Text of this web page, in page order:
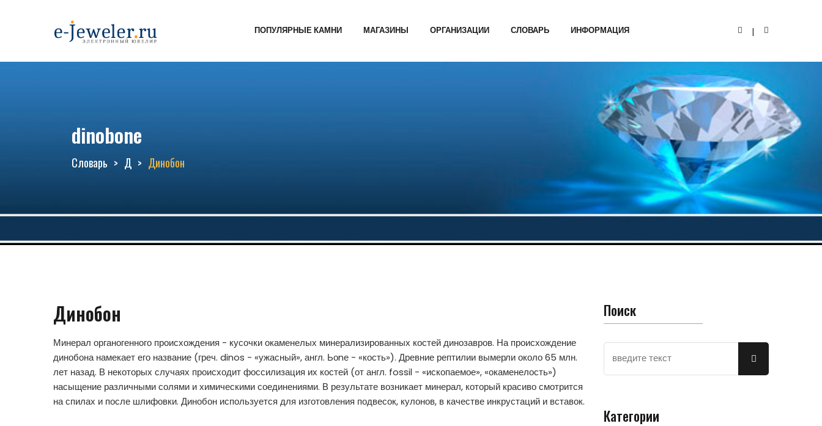
ПОПУЛЯРНЫЕ КАМНИ МАГАЗИНЫ ОРГАНИЗАЦИИ СЛОВАРЬ ИНФОРМАЦИЯ
dinobone
Словарь Д Динобон
Динобон
Минерал органогенного происхождения - кусочки окаменелых минерализированных костей динозавров. На происхождение
динобона намекает его название (греч. dinos - «ужасный», англ. Ьоnе - «кость»). Древние рептилии вымерли около 65 млн.
лет назад. В некоторых случаях происходит фоссилизация их костей (от англ. fossil - «ископаемое», «окаменелость»)
насыщение различными солями и химическими соединениями. В результате возникает минерал, который красиво смотрится
на спилах и после шлифовки. Динобон используется для изготовления подвесок, кулонов, в качестве инкрустаций и вставок.
Поиск
Категории